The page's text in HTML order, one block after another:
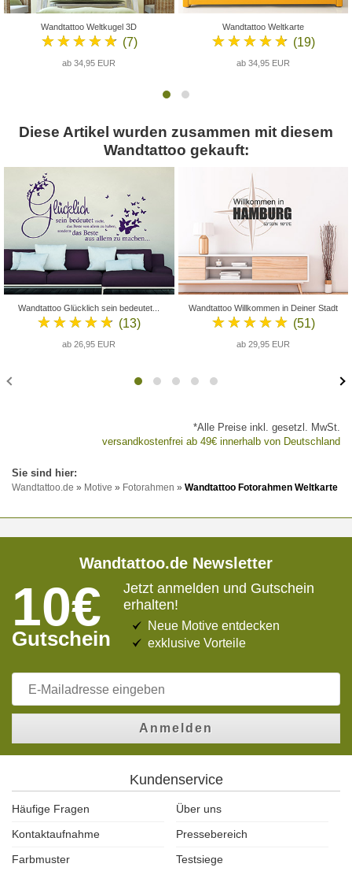
Wandtattoo Weltkugel 3D
★★★★★ (7)
ab 34,95 EUR
Wandtattoo Weltkarte
★★★★★ (19)
ab 34,95 EUR
Diese Artikel wurden zusammen mit diesem
Wandtattoo gekauft:
Wandtattoo Glücklich sein bedeutet...
★★★★★ (13)
ab 26,95 EUR
Wandtattoo Willkommen in Deiner Stadt
★★★★★ (51)
ab 29,95 EUR
*Alle Preise inkl. gesetzl. MwSt.
versandkostenfrei ab 49€ innerhalb von Deutschland
Wandtattoo.de » Motive » Fotorahmen » Wandtattoo Fotorahmen Weltkarte
Wandtattoo.de Newsletter
10€
Gutschein
Jetzt anmelden und Gutschein
erhalten!
Neue Motive entdecken
exklusive Vorteile
Anmelden
Kundenservice
Häufige Fragen
Über uns
Kontaktaufnahme
Pressebereich
Farbmuster
Testsiege